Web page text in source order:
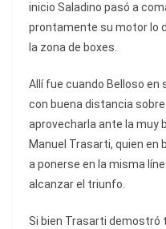
inicio Saladino pasó a
prontamente su motor lo
la zona de boxes.
Allí fue cuando Belloso en
con buena distancia
aprovecharla ante la muy
Manuel Trasarti, quien en
a ponerse en la misma
alcanzar el triunfo.
Si bien Trasarti demostró